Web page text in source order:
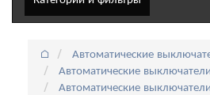
⌂
Автоматические
Автоматические
Автоматические